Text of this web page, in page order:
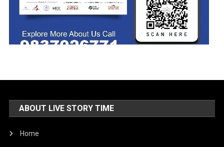
ABOUT LIVE STORY TIME
Home